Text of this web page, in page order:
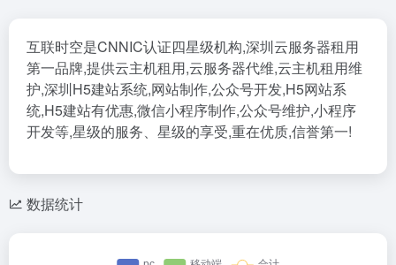
互联时空是CNNIC认证四星级机构,深圳云服务器租用
第一品牌,提供云主机租用,云服务器代维,云主机租用维
护,深圳H5建站系统,网站制作,公众号开发,H5网站系
统,H5建站有优惠,微信小程序制作,公众号维护,小程序
开发等,星级的服务、星级的享受,重在优质,信誉第一!
数据统计